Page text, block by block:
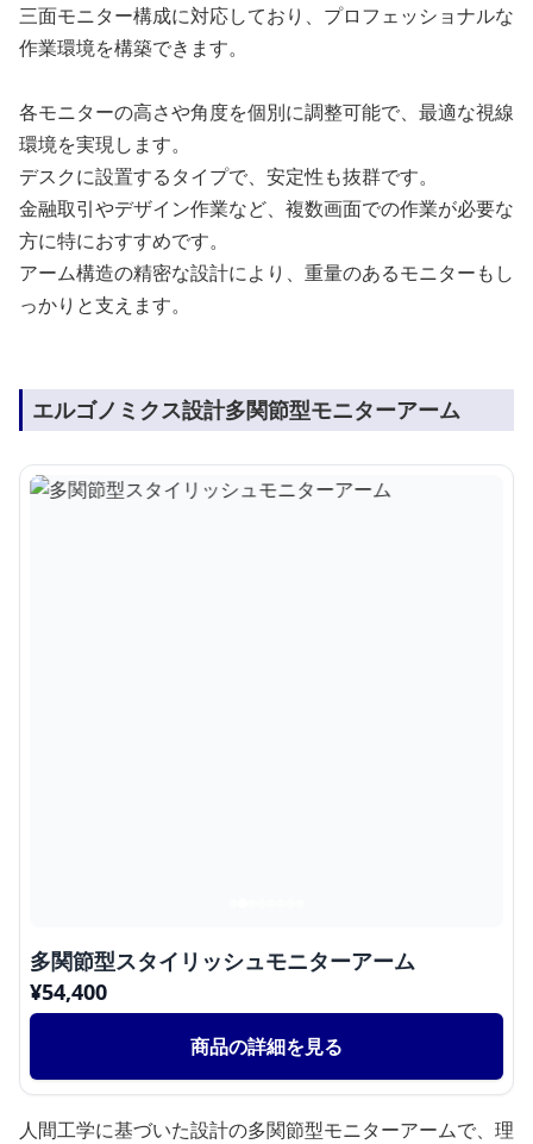
三面モニター構成に対応しており、プロフェッショナルな
作業環境を構築できます。
各モニターの高さや角度を個別に調整可能で、最適な視線
環境を実現します。
デスクに設置するタイプで、安定性も抜群です。
金融取引やデザイン作業など、複数画面での作業が必要な
方に特におすすめです。
アーム構造の精密な設計により、重量のあるモニターもし
っかりと支えます。
エルゴノミクス設計多関節型モニターアーム
多関節型スタイリッシュモニターアーム
¥54,400
商品の詳細を見る
人間工学に基づいた設計の多関節型モニターアームで、理